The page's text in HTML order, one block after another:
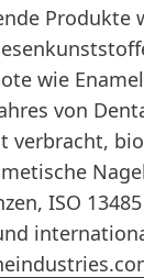
Produkte
wie
von
verbracht,
ISO